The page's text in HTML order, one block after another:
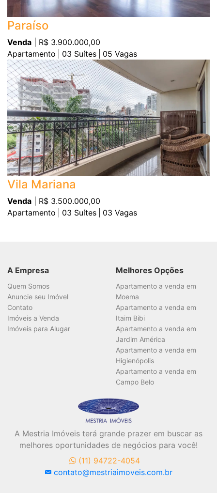
Paraíso
Venda | R$ 3.900.000,00
Apartamento
03 Suítes 05 Vagas
Vila Mariana
Venda | R$ 3.500.000,00
Apartamento
03 Suítes 03 Vagas
A Empresa
Quem Somos
Anuncie seu Imóvel
Contato
Imóveis a Venda
Imóveis para Alugar
Melhores Opções
Apartamento a venda em
Moema
Apartamento a venda em
Itaim Bibi
Apartamento a venda em
Jardim América
Apartamento a venda em
Higienópolis
Apartamento a venda em
Campo Belo
A Mestria Imóveis terá grande prazer em buscar as
melhores oportunidades de negócios para você!
(11) 94722-4054
contato@mestriaimoveis.com.br